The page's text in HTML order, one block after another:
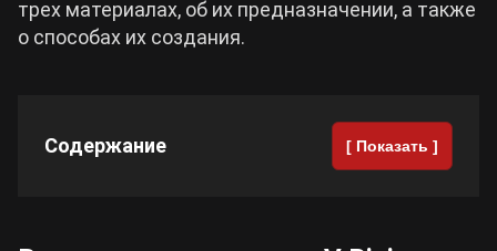
трех материалах, об их предназначении, а также
о способах их создания.
Содержание [ Показать ]